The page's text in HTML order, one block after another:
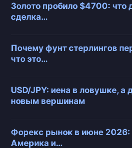
Золото пробило $4700: что
сделка…
Почему фунт стерлингов
что это…
USD/JPY: иена в ловушке, а
новым вершинам
Форекс рынок в июне 2026:
Америка и…